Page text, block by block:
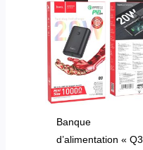
Banque
d’alimentation « Q3